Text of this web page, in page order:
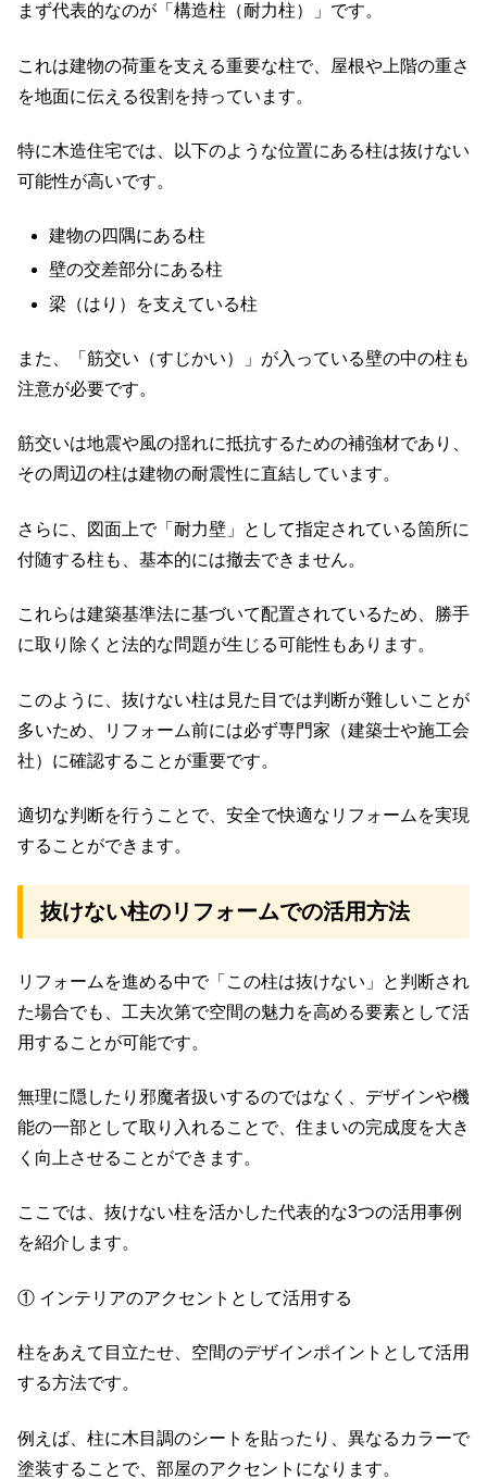
まず代表的なのが「構造柱（耐力柱）」です。
これは建物の荷重を支える重要な柱で、屋根や上階の重さ
を地面に伝える役割を持っています。
特に木造住宅では、以下のような位置にある柱は抜けない
可能性が高いです。
建物の四隅にある柱
壁の交差部分にある柱
梁（はり）を支えている柱
また、「筋交い（すじかい）」が入っている壁の中の柱も
注意が必要です。
筋交いは地震や風の揺れに抵抗するための補強材であり、
その周辺の柱は建物の耐震性に直結しています。
さらに、図面上で「耐力壁」として指定されている箇所に
付随する柱も、基本的には撤去できません。
これらは建築基準法に基づいて配置されているため、勝手
に取り除くと法的な問題が生じる可能性もあります。
このように、抜けない柱は見た目では判断が難しいことが
多いため、リフォーム前には必ず専門家（建築士や施工会
社）に確認することが重要です。
適切な判断を行うことで、安全で快適なリフォームを実現
することができます。
抜けない柱のリフォームでの活用方法
リフォームを進める中で「この柱は抜けない」と判断され
た場合でも、工夫次第で空間の魅力を高める要素として活
用することが可能です。
無理に隠したり邪魔者扱いするのではなく、デザインや機
能の一部として取り入れることで、住まいの完成度を大き
く向上させることができます。
ここでは、抜けない柱を活かした代表的な3つの活用事例
を紹介します。
① インテリアのアクセントとして活用する
柱をあえて目立たせ、空間のデザインポイントとして活用
する方法です。
例えば、柱に木目調のシートを貼ったり、異なるカラーで
塗装することで、部屋のアクセントになります。